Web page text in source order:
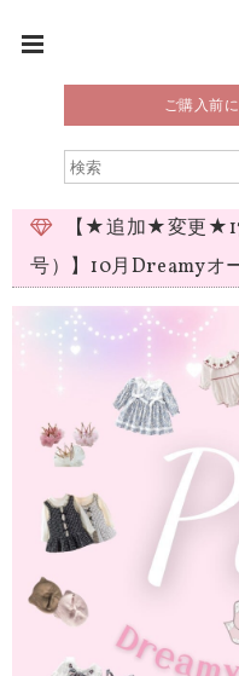
ご購入前
【★追加★変更
号）】10月Dreamyオ